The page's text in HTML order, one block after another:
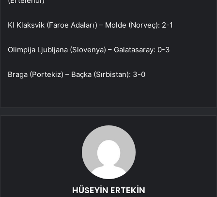
KI Klaksvik (Faroe Adaları) – Molde (Norveç): 2-1
Olimpija Ljubljana (Slovenya) – Galatasaray: 0-3
Braga (Portekiz) – Baçka (Sırbistan): 3-0
HÜSEYİN ERTEKİN